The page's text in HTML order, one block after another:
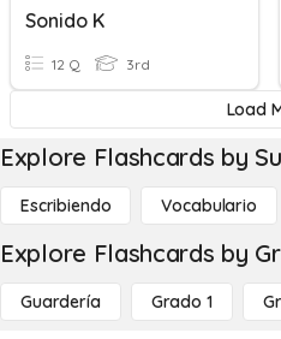
Sonido K
12 Q 3rd
Load
Explore Flashcards by
Escribiendo Vocabulario
Explore Flashcards by
Guardería Grado 1